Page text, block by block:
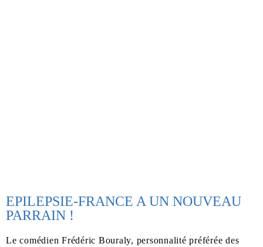
EPILEPSIE-FRANCE A UN NOUVEAU
PARRAIN !
Le comédien Frédéric Bouraly, personnalité préférée des